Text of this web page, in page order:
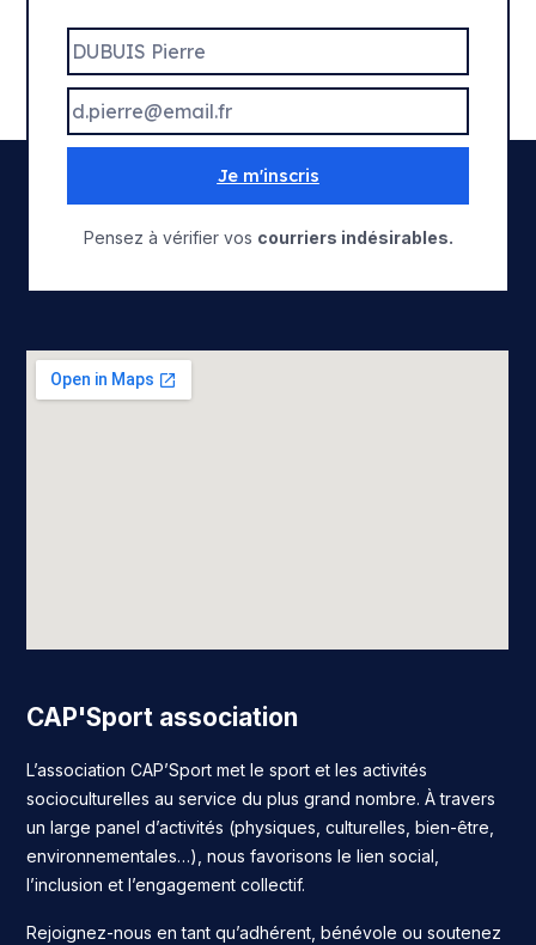
Je m'inscris
Pensez à vérifier vos courriers indésirables.
CAP'Sport association
L’association CAP’Sport met le sport et les activités
socioculturelles au service du plus grand nombre. À travers
un large panel d’activités (physiques, culturelles, bien-être,
environnementales…), nous favorisons le lien social,
l’inclusion et l’engagement collectif.
Rejoignez-nous en tant qu’adhérent, bénévole ou soutenez